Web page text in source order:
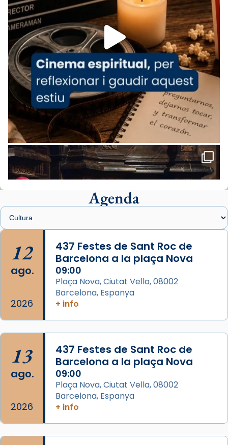
Foto
View on Facebook · Share
Arquebisbat de Barcelona
2 weeks ago
«Avui les santes Juliana i Semproniana ens
ajuden a alçar la mirada»
Mons. Sergi Gordo, bisbe de Tortosa, ha
presidit aquest 27 de juliol la missa de Les
Santes de Mataró.
🔗tinyurl.com/cvu5jmbk
📸 J. Merino
de Barcelona.
2 weeks ago
Aquest dilluns, 27 de juliol, ha tingut lloc la
missa d’acció de gràcies en agraïment al
comitè organitzador de la visita apostòlica
col·laboradors, a la Catedral de Barcelona.
L’arquebisbe de Barcelona, el cardenal Joan
Josep Omella, ha presidit la missa i l’ha
concelebrat el bisbe auxiliar de Barcelona,
Mons. David Abadías.
📸 Dr. G. Simón
Agenda
12
ago.
2026
437 Festes de Sant Roc de
Barcelona a la plaça Nova
09:00
Plaça Nova, Ciutat Vella, 08002
Barcelona, Espanya
+ info
13
ago.
2026
437 Festes de Sant Roc de
Barcelona a la plaça Nova
09:00
Plaça Nova, Ciutat Vella, 08002
Barcelona, Espanya
+ info